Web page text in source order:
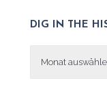
DIG IN THE